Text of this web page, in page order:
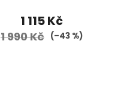
1 115 Kč
1 990 Kč (–43 %)